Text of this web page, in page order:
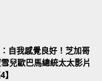
自我感覺良好！芝加哥
兒歐巴馬總統太太影片